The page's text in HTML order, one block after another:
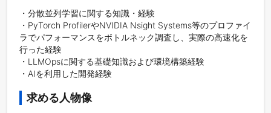
・分散並列学習に関する知識・経験
・PyTorch ProfilerやNVIDIA Nsight Systems等のプロファイ
ラでパフォーマンスをボトルネック調査し、実際の高速化を
行った経験
・LLMOpsに関する基礎知識および環境構築経験
・AIを利用した開発経験
求める人物像